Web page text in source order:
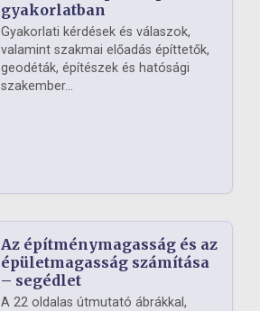
gyakorlatban
Gyakorlati kérdések és válaszok,
valamint szakmai előadás építtetők,
geodéták, építészek és hatósági
szakember...
Az építménymagasság és az
épületmagasság számítása
– segédlet
A 22 oldalas útmutató ábrákkal,